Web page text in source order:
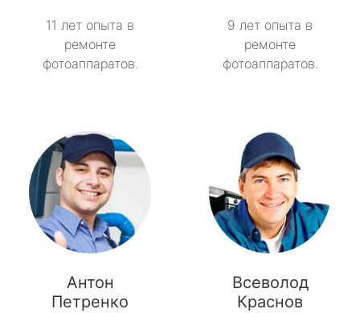
11 лет опыта в
ремонте
фотоаппаратов.
9 лет опыта в
ремонте
фотоаппаратов.
Антон
Петренко
Всеволод
Краснов